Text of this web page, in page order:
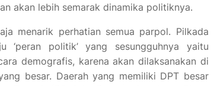
akan lebih semarak dinamika politiknya.
menarik perhatian semua parpol. Pilkada
‘peran politik’ yang sesungguhnya yaitu
demografis, karena akan dilaksanakan di
besar. Daerah yang memiliki DPT besar